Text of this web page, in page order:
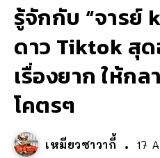
รู้จักกับ “จารย์
ดาว Tiktok สุ
เรื่องยาก ให้กล
โคตรๆ
เหมียวซาวากี้ 17